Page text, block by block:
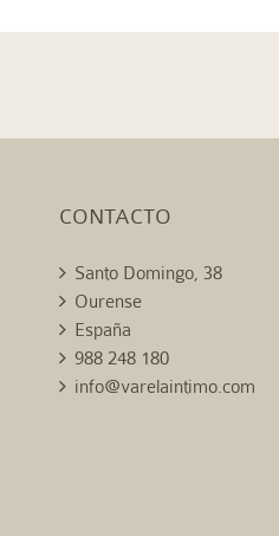
CONTACTO
Santo Domingo, 38
Ourense
España
988 248 180
info@varelaintimo.com